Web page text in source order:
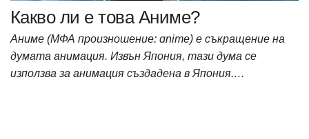
Какво ли е това Аниме?
Аниме (МФА произношение: ɑnime) е съкращение на
думата анимация. Извън Япония, тази дума се
използва за анимация създадена в Япония.…